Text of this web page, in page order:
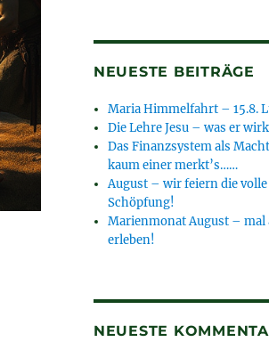
NEUESTE BEITRÄGE
Maria Himmelfahrt – 15.8.
Die Lehre Jesu – was er
Das Finanzsystem als
kaum einer merkt’s……
August – wir feiern die
Schöpfung!
Marienmonat August – mal
erleben!
NEUESTE